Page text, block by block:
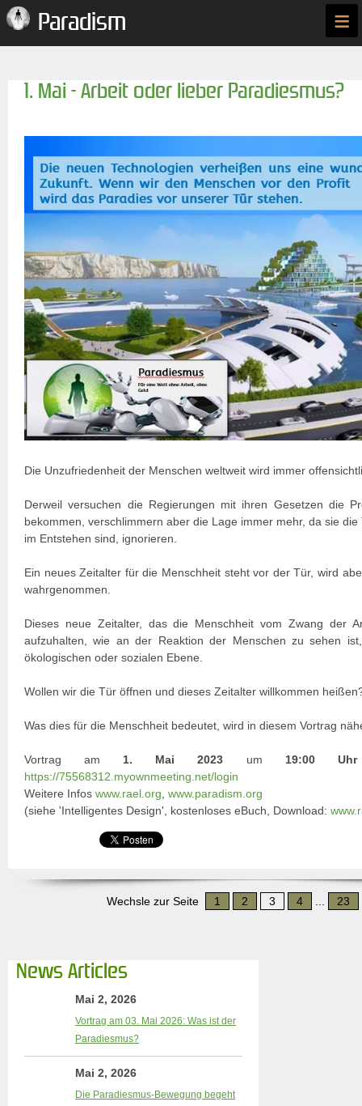
Paradism ≡
1. Mai - Arbeit oder lieber Paradiesmus?
Die Unzufriedenheit der Menschen weltweit wird immer
Derweil versuchen die Regierungen mit ihren Gesetzen die
bekommen, verschlimmern aber die Lage immer mehr, da sie
im Entstehen sind, ignorieren.
Ein neues Zeitalter für die Menschheit steht vor der Tür, wird
wahrgenommen.
Dieses neue Zeitalter, das die Menschheit vom Zwang der
aufzuhalten, wie an der Reaktion der Menschen zu sehen
ökologischen oder sozialen Ebene.
Wollen wir die Tür öffnen und dieses Zeitalter willkommen
Was dies für die Menschheit bedeutet, wird in diesem Vortrag
Vortrag am 1. Mai 2023 um 19:00 Uhr
https://75568312.myownmeeting.net/login
Weitere Infos www.rael.org www.paradism.org
(siehe 'Intelligentes Design', kostenloses eBuch, Download:
Wechsle zur Seite 1 2 3 4 23
News Articles
Mai 2, 2026
Vortrag am 03. Mai 2026: Was ist der
Paradiesmus?
Mai 2, 2026
Die Paradiesmus-Bewegung begeht